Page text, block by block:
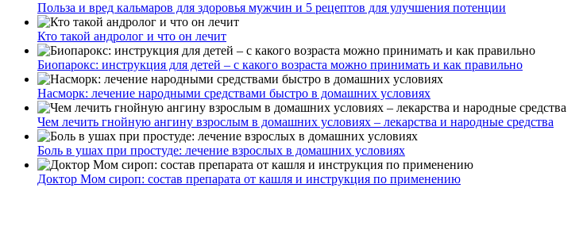
Польза и вред кальмаров для здоровья мужчин и 5 рецептов для улучшения потенции
Кто такой андролог и что он лечит
Биопарокс: инструкция для детей – с какого возраста можно принимать и как правильно
Насморк: лечение народными средствами быстро в домашних условиях
Чем лечить гнойную ангину взрослым в домашних условиях – лекарства и народные средства
Боль в ушах при простуде: лечение взрослых в домашних условиях
Доктор Мом сироп: состав препарата от кашля и инструкция по применению